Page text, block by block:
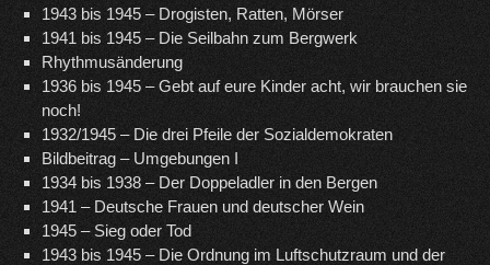
1943 bis 1945 – Drogisten, Ratten, Mörser
1941 bis 1945 – Die Seilbahn zum Bergwerk
Rhythmusänderung
1936 bis 1945 – Gebt auf eure Kinder acht, wir brauchen sie
noch!
1932/1945 – Die drei Pfeile der Sozialdemokraten
Bildbeitrag – Umgebungen I
1934 bis 1938 – Der Doppeladler in den Bergen
1941 – Deutsche Frauen und deutscher Wein
1945 – Sieg oder Tod
1943 bis 1945 – Die Ordnung im Luftschutzraum und der